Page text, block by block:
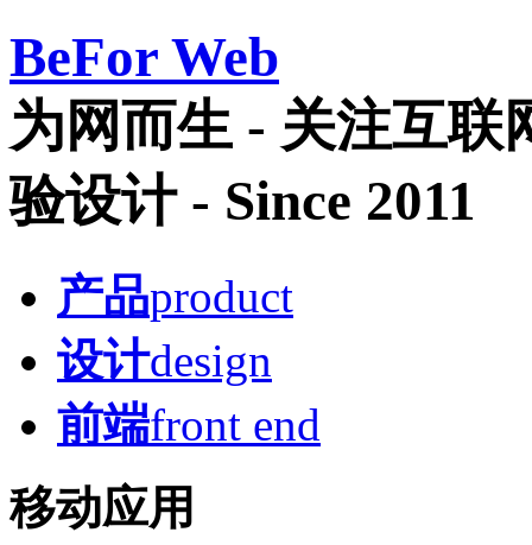
BeFor Web
为网而生 - 关注互联
验设计 - Since 2011
产品product
设计design
前端front end
移动应用